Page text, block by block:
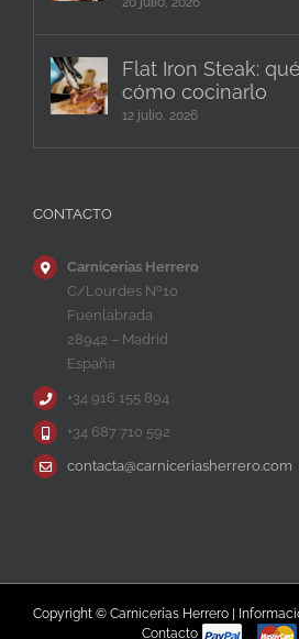
Flat Iron Steak:
cómo cocinarlo
12 julio, 2026
CONTACTO
Carnicerías Herrero
C/Lourdes Nº10
Fuenlabrada
28942 – Madrid
España
+34 916 155 894
+34 687 710 592
contacta@carniceriasherrero.com
Copyright © Carnicerías Herrero |
Contacto